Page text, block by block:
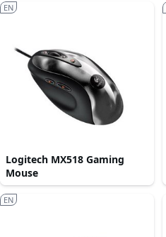
Logitech MX518 Gaming
Mouse
EN
EN